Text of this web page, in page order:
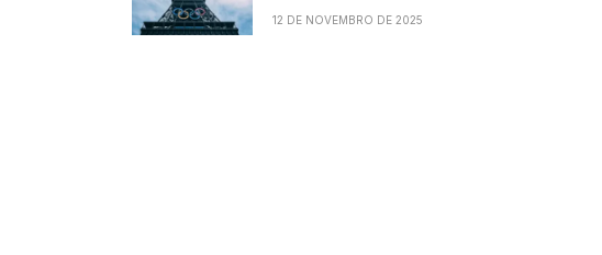
12 DE NOVEMBRO DE 2025